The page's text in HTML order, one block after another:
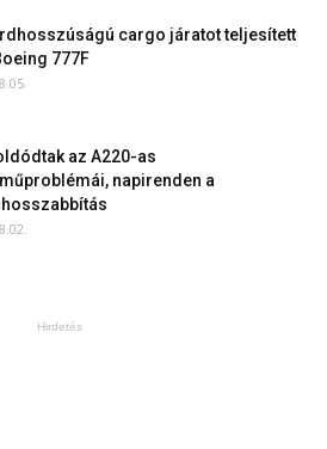
cargo járatot teljesített
777F
az A220-as
napirenden a
Hirdetés